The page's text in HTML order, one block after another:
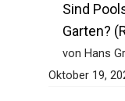
Sind
Garten?
von Hans
Oktober 19,